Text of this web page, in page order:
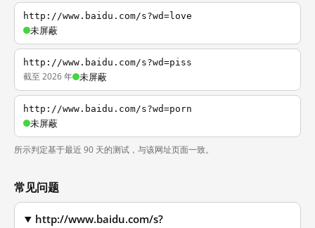
http://www.baidu.com/s?wd=love
未屏蔽
http://www.baidu.com/s?wd=piss
截至 2026 年 未屏蔽
http://www.baidu.com/s?wd=porn
未屏蔽
所示判定基于最近 90 天的测试，与该网址页面一致。
常见问题
http://www.baidu.com/s?